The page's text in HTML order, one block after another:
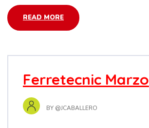
READ MORE
Ferretecnic Marzo
BY @JCABALLERO